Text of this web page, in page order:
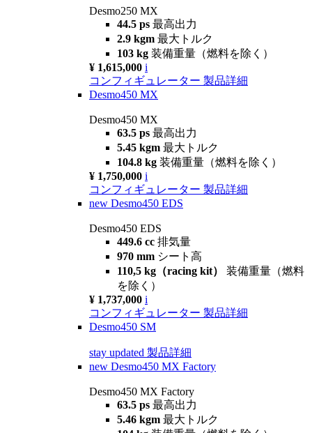
Desmo250 MX
44.5 ps 最高出力
2.9 kgm 最大トルク
103 kg 装備重量（燃料を除く）
¥ 1,615,000 i
コンフィギュレーター 製品詳細
Desmo450 MX
Desmo450 MX
63.5 ps 最高出力
5.45 kgm 最大トルク
104.8 kg 装備重量（燃料を除く）
¥ 1,750,000 i
コンフィギュレーター 製品詳細
new Desmo450 EDS
Desmo450 EDS
449.6 cc 排気量
970 mm シート高
110,5 kg（racing kit） 装備重量（燃料
を除く）
¥ 1,737,000 i
コンフィギュレーター 製品詳細
Desmo450 SM
stay updated 製品詳細
new Desmo450 MX Factory
Desmo450 MX Factory
63.5 ps 最高出力
5.46 kgm 最大トルク